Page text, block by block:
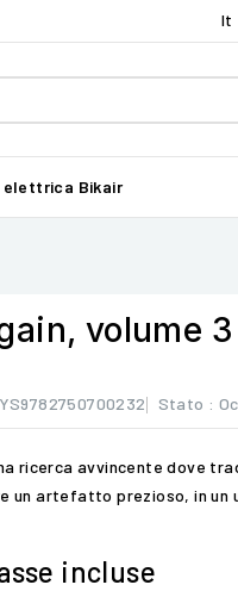
It
Bikair
volume 3
Stato :
ricerca avvincente dove
un artefatto prezioso, in un
incluse